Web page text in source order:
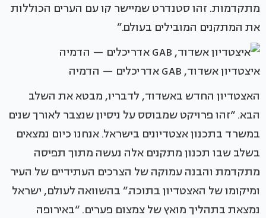
מתקדמות. זהו סטנדרט שמיישר קו עם הערים הכוללות
את המתקנים המובילים בעולם.”
איצטדיון אשדוד, GAB אדריכלים — הדמיה
האצטדיון החדש באשדוד, לדבריו, מבטא את השלב
הבא. “זהו פרויקט שמבוסס על ניסיון שנצבר לאורך שנים
במשרד בתכנון אצטדיונים בישראל. אנחנו כיום נמצאים
בשלב שבו תכנון מתקנים אלה נעשה מתוך תפיסה
מתקדמת והבנה עמוקה של הצרכים העתידיים של העיר
ומיקומו של האצטדיון בתוכה.” בהשוואה לעולם, ישראל
נמצאת בתהליך מואץ של צמצום פערים. “באירופה